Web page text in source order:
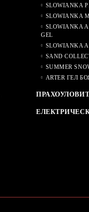
SLOWIANKA
SLOWIANKA
SLOWIANKA
GEL
SLOWIANKA
SAND
SUMMER
ARTER ГЕЛ